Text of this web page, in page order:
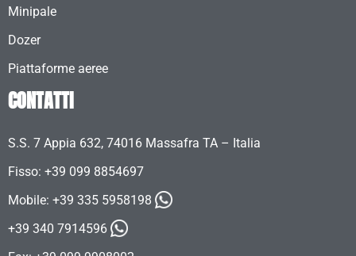
Minipale
Dozer
Piattaforme aeree
CONTATTI
S.S. 7 Appia 632, 74016 Massafra TA – Italia
Fisso: +39 099 8854697
Mobile: +39 335 5958198
+39 340 7914596